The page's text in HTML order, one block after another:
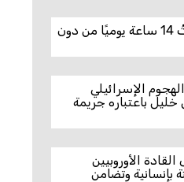
“لمدة خمسة أشهر، عملتُ 14 ساعة يوميًا من دون
الإسرائيلي
باعتباره جريمة
الأوروبيين
بإنسانية وتضامن